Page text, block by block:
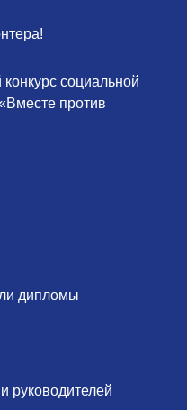
социальной
против
дипломы
руководителей